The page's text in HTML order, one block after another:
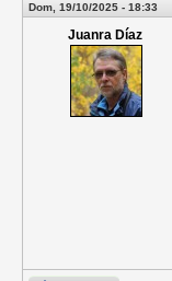
Dom, 19/10/2025 - 18:33
Juanra Díaz